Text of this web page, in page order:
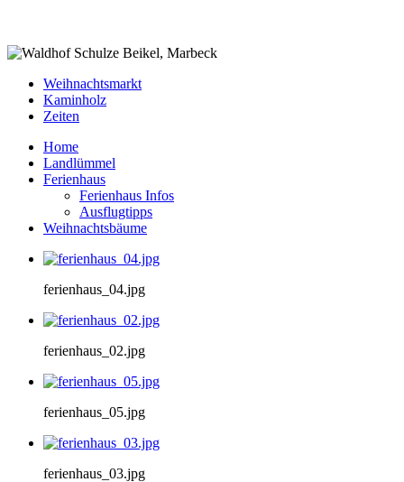
Weihnachtsmarkt
Kaminholz
Zeiten
Home
Landlümmel
Ferienhaus
Ferienhaus Infos
Ausflugtipps
Weihnachtsbäume
ferienhaus_04.jpg
ferienhaus_02.jpg
ferienhaus_05.jpg
ferienhaus_03.jpg